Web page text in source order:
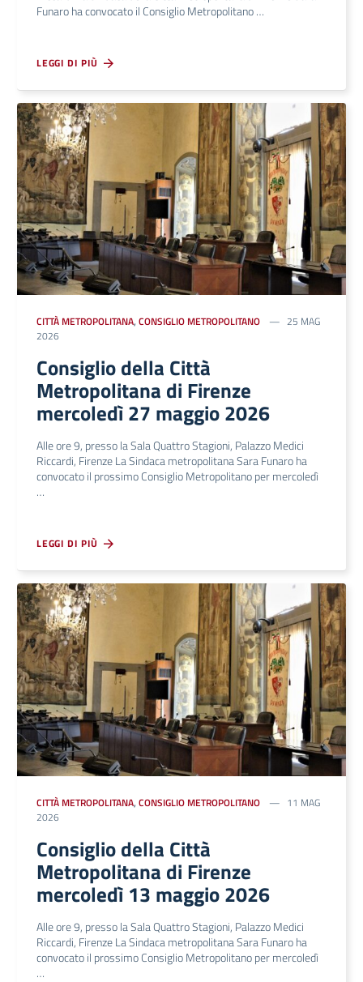
Funaro ha convocato il Consiglio Metropolitano …
LEGGI DI PIÙ
CITTÀ METROPOLITANA, CONSIGLIO METROPOLITANO
25 MAG
2026
Consiglio della Città
Metropolitana di Firenze
mercoledì 27 maggio 2026
Alle ore 9, presso la Sala Quattro Stagioni, Palazzo Medici
Riccardi, Firenze La Sindaca metropolitana Sara Funaro ha
convocato il prossimo Consiglio Metropolitano per mercoledì
…
LEGGI DI PIÙ
CITTÀ METROPOLITANA, CONSIGLIO METROPOLITANO
11 MAG
2026
Consiglio della Città
Metropolitana di Firenze
mercoledì 13 maggio 2026
Alle ore 9, presso la Sala Quattro Stagioni, Palazzo Medici
Riccardi, Firenze La Sindaca metropolitana Sara Funaro ha
convocato il prossimo Consiglio Metropolitano per mercoledì
…